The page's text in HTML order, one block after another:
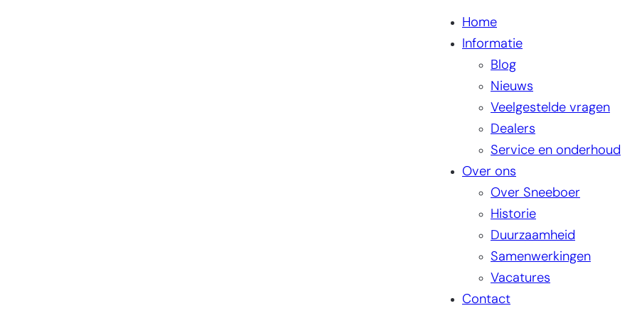
Home
Informatie
Blog
Nieuws
Veelgestelde vragen
Dealers
Service en onderhoud
Over ons
Over Sneeboer
Historie
Duurzaamheid
Samenwerkingen
Vacatures
Contact